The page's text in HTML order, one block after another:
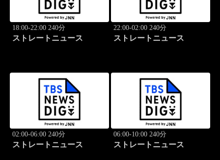
18:00-22:00 240分
ストレートニュース
22:00-02:00 240分
ストレートニュース
02:00-06:00 240分
ストレートニュース
06:00-10:00 240分
ストレートニュース